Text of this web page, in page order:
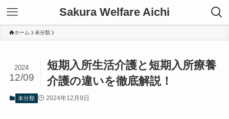
Sakura Welfare Aichi
ホーム 未分類
短期入所生活介護と短期入所療養
介護の違いを徹底解説！
2024
12/09
未分類 2024年12月9日